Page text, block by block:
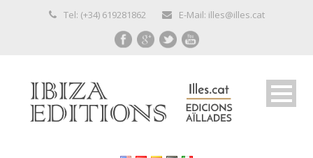
Tel: (+34) 619281862 E-Mail: illes@illes.cat